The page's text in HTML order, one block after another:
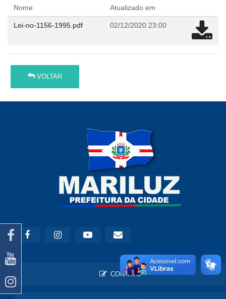
Nome Atualizado em
Lei-no-1156-1995.pdf 02/12/2020 23:00
VOLTAR
CONTATO